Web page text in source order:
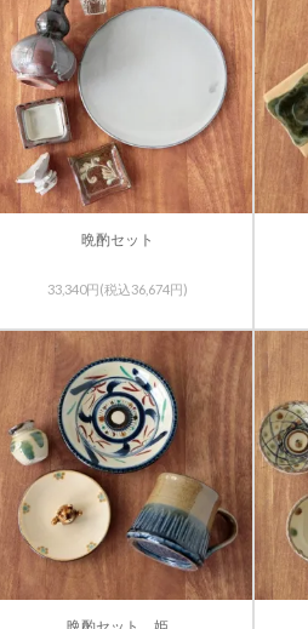
晩酌セット
33,340円(税込36,674円)